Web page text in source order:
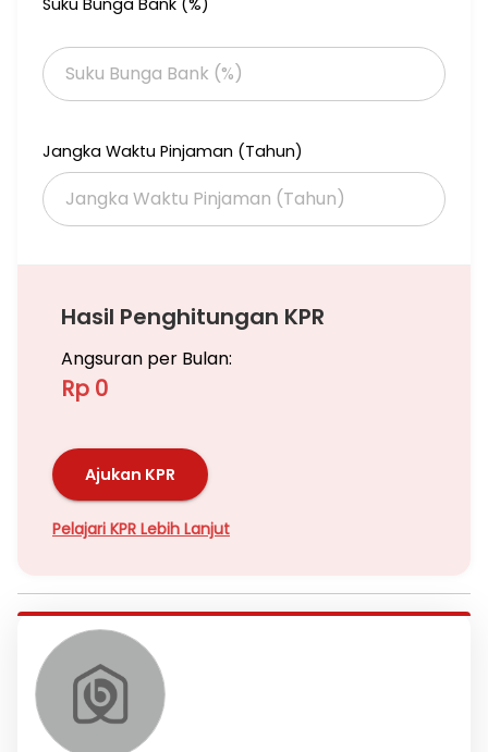
YN.gphi
Suku Bunga Bank (%)
Jangka Waktu Pinjaman (Tahun)
Hasil Penghitungan KPR
Angsuran per Bulan:
Rp 0
Ajukan KPR
Pelajari KPR Lebih Lanjut